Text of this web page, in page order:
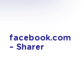
facebook.com
– Sharer